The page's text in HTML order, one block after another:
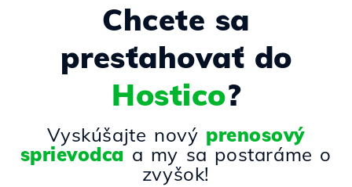
Chcete sa
presťahovať do
Hostico?
Vyskúšajte nový prenosový
sprievodca a my sa postaráme o
zvyšok!